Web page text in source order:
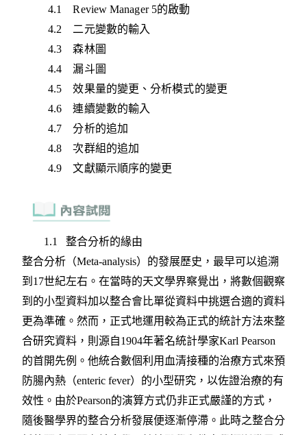
4.1 Review Manager 5的啟動
4.2 二元變數的輸入
4.3 森林圖
4.4 漏斗圖
4.5 效果量的變更、分析模式的變更
4.6 連續變數的輸入
4.7 分析的追加
4.8 次群組的追加
4.9 文獻顯示順序的變更